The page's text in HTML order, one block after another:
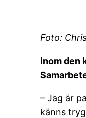
Foto:
Inom den
– Jag är
känns